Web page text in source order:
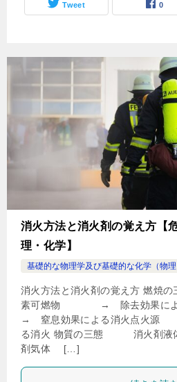
Tweet 0
消火方法と消火剤の覚え方【
理・化学】
基礎的な物理学及び基礎的な化学（物理
消火方法と消火剤の覚え方 燃
素可燃物 → 除去効果によ
→ 窒息効果による消火点
る消火 物質の三態 消火
剤気体 […]